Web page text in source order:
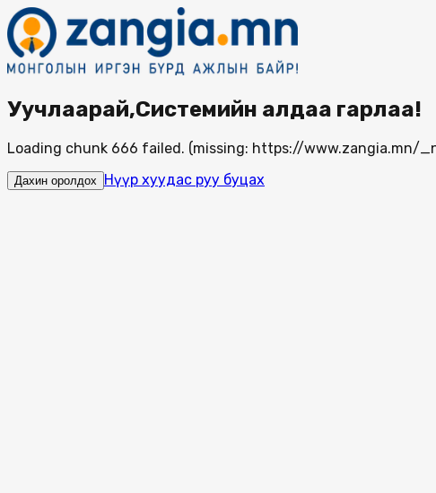
Уучлаарай,Системийн алдаа гарлаа!
Loading chunk 666 failed. (missing: https://www.zangia.mn/
Дахин оролдох Нүүр хуудас руу буцах